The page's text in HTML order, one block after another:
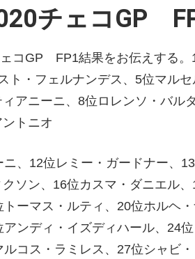
る
バ
ク
ニ
チェコGP
コGP FP1結果をお伝えする
ト・フェルナンデス、5位マル
アニーニ、8位ロレンソ・バル
トニオ
ニ、12位レミー・ガードナー、
ソン、16位カスマ・ダニエル
ーマス・ルティ、20位ホルヘ
ンディ・イズディハール、24
コス・ラミレス、27位シャビ